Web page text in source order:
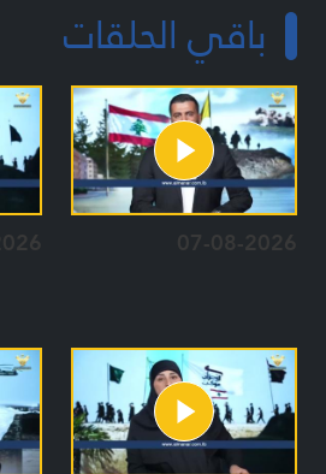
باقي الحلقات
07-08-2026